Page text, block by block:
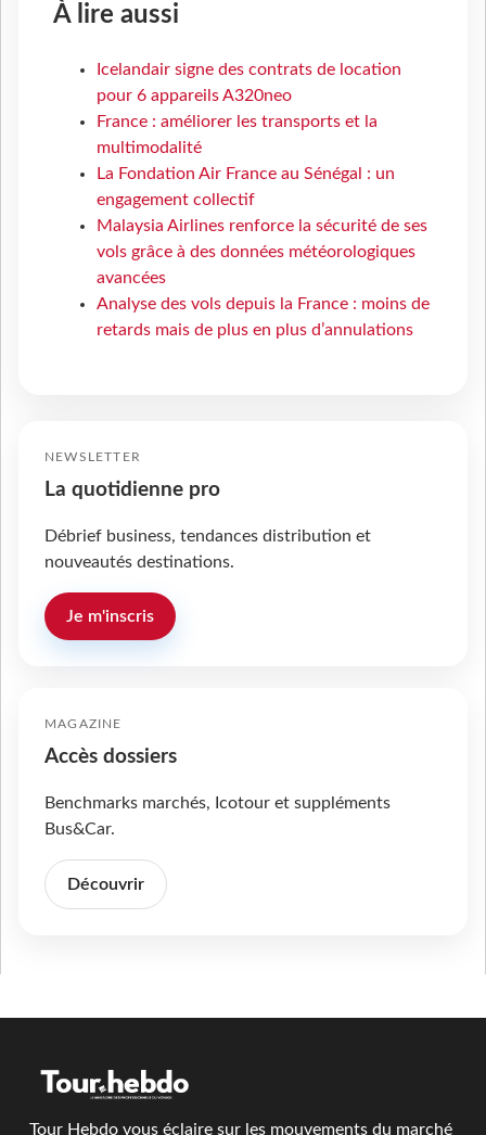
À lire aussi
Icelandair signe des contrats de location
pour 6 appareils A320neo
France : améliorer les transports et la
multimodalité
La Fondation Air France au Sénégal : un
engagement collectif
Malaysia Airlines renforce la sécurité de ses
vols grâce à des données météorologiques
avancées
Analyse des vols depuis la France : moins de
retards mais de plus en plus d’annulations
NEWSLETTER
La quotidienne pro
Débrief business, tendances distribution et
nouveautés destinations.
Je m'inscris
MAGAZINE
Accès dossiers
Benchmarks marchés, Icotour et suppléments
Bus&Car.
Découvrir
Tour Hebdo vous éclaire sur les mouvements du marché